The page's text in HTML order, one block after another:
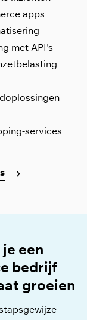
apps
met API's
services
een
bedrijf
groeien